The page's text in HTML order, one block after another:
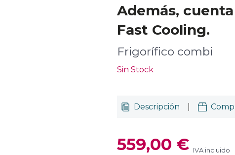
Además,
Fast Cooling.
Frigorífico combi
Sin Stock
Descripción
559,00 € IVA incluido